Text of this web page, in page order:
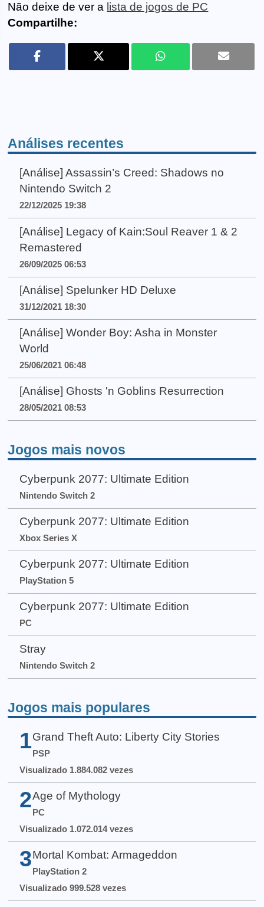
Não deixe de ver a lista de jogos de PC
Compartilhe:
Análises recentes
[Análise] Assassin’s Creed: Shadows no
Nintendo Switch 2
22/12/2025 19:38
[Análise] Legacy of Kain:Soul Reaver 1 & 2
Remastered
26/09/2025 06:53
[Análise] Spelunker HD Deluxe
31/12/2021 18:30
[Análise] Wonder Boy: Asha in Monster
World
25/06/2021 06:48
[Análise] Ghosts 'n Goblins Resurrection
28/05/2021 08:53
Jogos mais novos
Cyberpunk 2077: Ultimate Edition
Nintendo Switch 2
Cyberpunk 2077: Ultimate Edition
Xbox Series X
Cyberpunk 2077: Ultimate Edition
PlayStation 5
Cyberpunk 2077: Ultimate Edition
PC
Stray
Nintendo Switch 2
Jogos mais populares
1 Grand Theft Auto: Liberty City Stories
PSP
Visualizado 1.884.082 vezes
2 Age of Mythology
PC
Visualizado 1.072.014 vezes
3 Mortal Kombat: Armageddon
PlayStation 2
Visualizado 999.528 vezes